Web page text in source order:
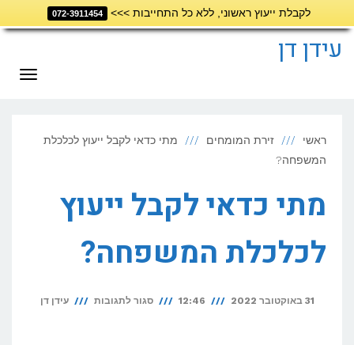
לקבלת ייעוץ ראשוני, ללא כל התחייבות >>> 072-3911454
לתוכןעידן דן
ראשי זירת המומחים
מתי כדאי לקבל ייעוץ לכלכלת
המשפחה?
מתי כדאי לקבל ייעוץ
לכלכלת המשפחה?
31 באוקטובר 2022 12:46 סגור לתגובות על עידן דן